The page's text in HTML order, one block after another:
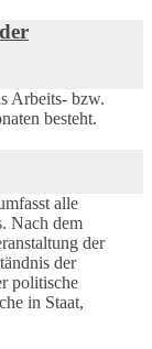
Arbeits- bzw.
besteht.
alle
Nach dem
der
der
politische
in Staat,